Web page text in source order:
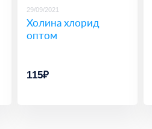
29/09/2021
Холина хлорид
оптом
115₽